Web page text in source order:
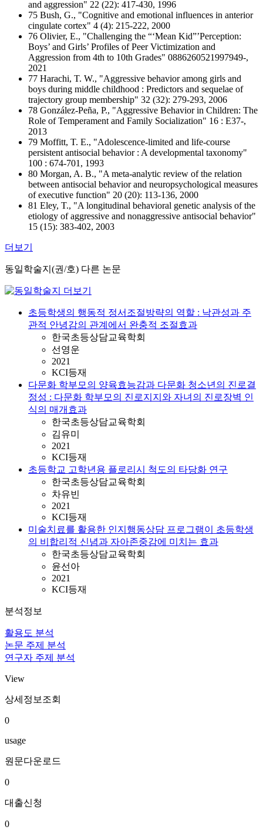
and aggression" 22 (22): 417-430, 1996
75 Bush, G., "Cognitive and emotional influences in anterior
cingulate cortex" 4 (4): 215-222, 2000
76 Olivier, E., "Challenging the “‘Mean Kid”’Perception:
Boys’ and Girls’ Profiles of Peer Victimization and
Aggression from 4th to 10th Grades" 0886260521997949-,
2021
77 Harachi, T. W., "Aggressive behavior among girls and
boys during middle childhood : Predictors and sequelae of
trajectory group membership" 32 (32): 279-293, 2006
78 González-Peña, P., "Aggressive Behavior in Children: The
Role of Temperament and Family Socialization" 16 : E37-,
2013
79 Moffitt, T. E., "Adolescence-limited and life-course
persistent antisocial behavior : A developmental taxonomy"
100 : 674-701, 1993
80 Morgan, A. B., "A meta-analytic review of the relation
between antisocial behavior and neuropsychological measures
of executive function" 20 (20): 113-136, 2000
81 Eley, T., "A longitudinal behavioral genetic analysis of the
etiology of aggressive and nonaggressive antisocial behavior"
15 (15): 383-402, 2003
더보기
동일학술지(권/호) 다른 논문
초등학생의 행동적 정서조절방략의 역할 : 낙관성과 주
관적 안녕감의 관계에서 완충적 조절효과
한국초등상담교육학회
선영운
2021
KCI등재
다문화 학부모의 양육효능감과 다문화 청소년의 진로결
정성 : 다문화 학부모의 진로지지와 자녀의 진로장벽 인
식의 매개효과
한국초등상담교육학회
김유미
2021
KCI등재
초등학교 고학년용 플로리시 척도의 타당화 연구
한국초등상담교육학회
차유빈
2021
KCI등재
미술치료를 활용한 인지행동상담 프로그램이 초등학생
의 비합리적 신념과 자아존중감에 미치는 효과
한국초등상담교육학회
윤선아
2021
KCI등재
분석정보
활용도 분석
논문 주제 분석
연구자 주제 분석
View
상세정보조회
0
usage
원문다운로드
0
대출신청
0